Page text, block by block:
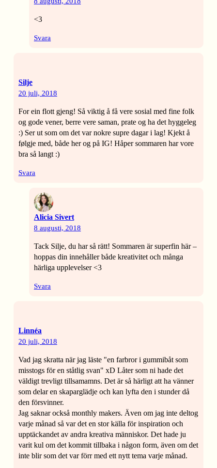
<3
Svara
Silje
20 juli, 2018
For ein flott gjeng! Så viktig å få vere sosial med fine folk
og gode vener, berre vere saman, prate og ha det hyggeleg
:) Ser ut som om det var nokre supre dagar i lag! Kjekt å
følgje med, både her og på IG! Håper sommaren har vore
bra så langt :)
Svara
Alicia Sivert
8 augusti, 2018
Tack Silje, du har så rätt! Sommaren är superfin här –
hoppas din innehåller både kreativitet och många
härliga upplevelser <3
Svara
Linnéa
20 juli, 2018
Vad jag skratta när jag läste "en farbror i gummibåt som
misstogs för en ståtlig svan" xD Låter som ni hade det
väldigt trevligt tillsamamns. Det är så härligt att ha vänner
som delar en skaparglädje och kan lyfta den i stunder då
den försvinner.
Jag saknar också monthly makers. Även om jag inte deltog
varje månad så var det en stor källa för inspiration och
upptäckandet av andra kreativa människor. Det hade ju
varit kul om det kommit tillbaka i någon form, även om det
inte blir som det var förr med ett nytt tema varje månad.